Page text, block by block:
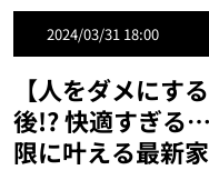
2024/03/31 18:00
【人をダメにす
後!? 快適すぎる
限に叶える最新